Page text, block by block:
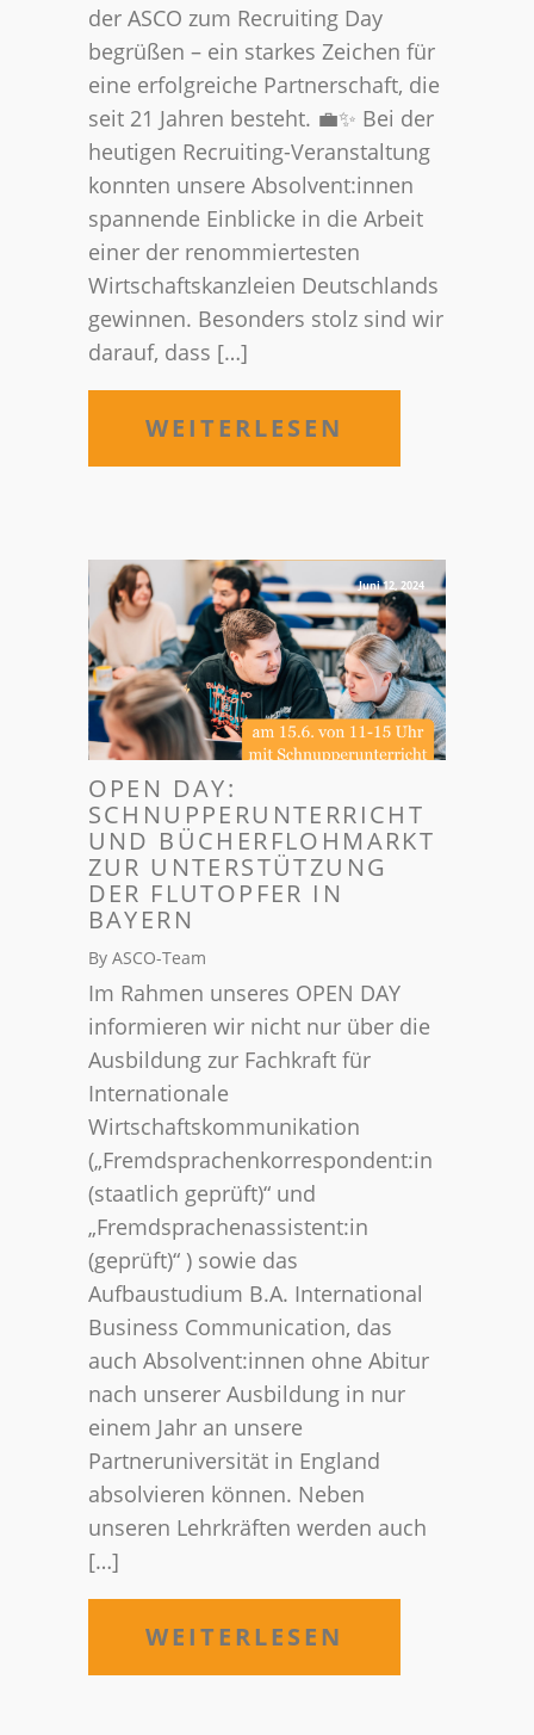
der ASCO zum Recruiting Day
begrüßen – ein starkes Zeichen für
eine erfolgreiche Partnerschaft, die
seit 21 Jahren besteht. 💼✨ Bei der
heutigen Recruiting-Veranstaltung
konnten unsere Absolvent:innen
spannende Einblicke in die Arbeit
einer der renommiertesten
Wirtschaftskanzleien Deutschlands
gewinnen. Besonders stolz sind wir
darauf, dass […]
WEITERLESEN
Juni 12, 2024
OPEN DAY:
SCHNUPPERUNTERRICHT
UND BÜCHERFLOHMARKT
ZUR UNTERSTÜTZUNG
DER FLUTOPFER IN
BAYERN
By ASCO-Team
Im Rahmen unseres OPEN DAY
informieren wir nicht nur über die
Ausbildung zur Fachkraft für
Internationale
Wirtschaftskommunikation
(„Fremdsprachenkorrespondent:in
(staatlich geprüft)“ und
„Fremdsprachenassistent:in
(geprüft)“ ) sowie das
Aufbaustudium B.A. International
Business Communication, das
auch Absolvent:innen ohne Abitur
nach unserer Ausbildung in nur
einem Jahr an unsere
Partneruniversität in England
absolvieren können. Neben
unseren Lehrkräften werden auch
[…]
WEITERLESEN